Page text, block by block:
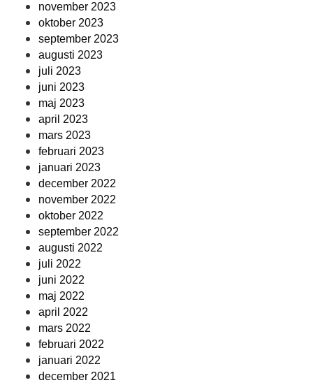
november 2023
oktober 2023
september 2023
augusti 2023
juli 2023
juni 2023
maj 2023
april 2023
mars 2023
februari 2023
januari 2023
december 2022
november 2022
oktober 2022
september 2022
augusti 2022
juli 2022
juni 2022
maj 2022
april 2022
mars 2022
februari 2022
januari 2022
december 2021